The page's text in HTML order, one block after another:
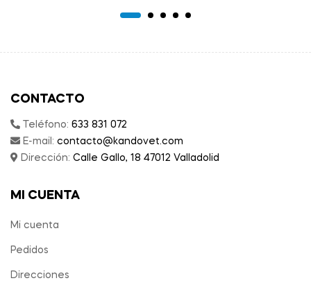
CONTACTO
Teléfono: 633 831 072
E-mail: contacto@kandovet.com
Dirección: Calle Gallo, 18 47012 Valladolid
MI CUENTA
Mi cuenta
Pedidos
Direcciones